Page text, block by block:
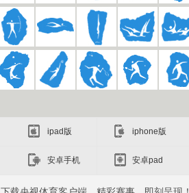
ipad版 iphone版
安卓手机 安卓pad